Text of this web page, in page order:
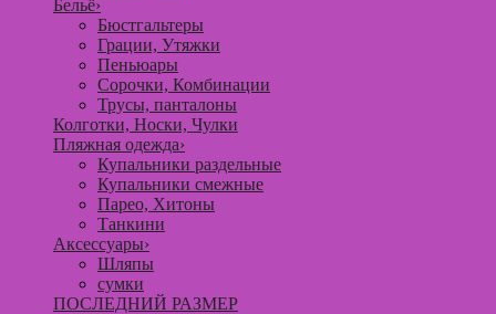
Бельё›
Бюстгальтеры
Грации, Утяжки
Пеньюары
Сорочки, Комбинации
Трусы, панталоны
Колготки, Носки, Чулки
Пляжная одежда›
Купальники раздельные
Купальники смежные
Парео, Хитоны
Танкини
Аксессуары›
Шляпы
сумки
ПОСЛЕДНИЙ РАЗМЕР